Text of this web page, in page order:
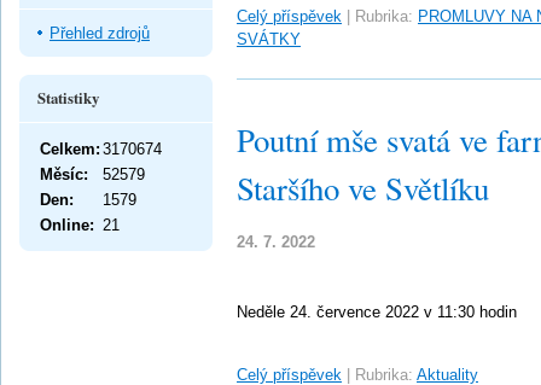
Celý příspěvek Rubrika: PROMLUVY NA
SVÁTKY
Poutní mše svatá ve
Staršího ve Světlíku
24. 7. 2022
Neděle 24. července 2022 v 11:30 hodin
Celý příspěvek Rubrika: Aktuality
Přehled zdrojů
Statistiky
Online: 21
Celkem: 3170674
Měsíc:
52579
Den:
1579